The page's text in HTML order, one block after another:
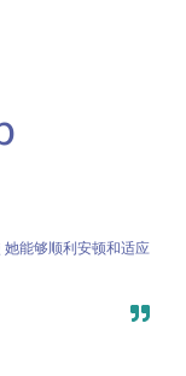
能够顺利安顿和适应